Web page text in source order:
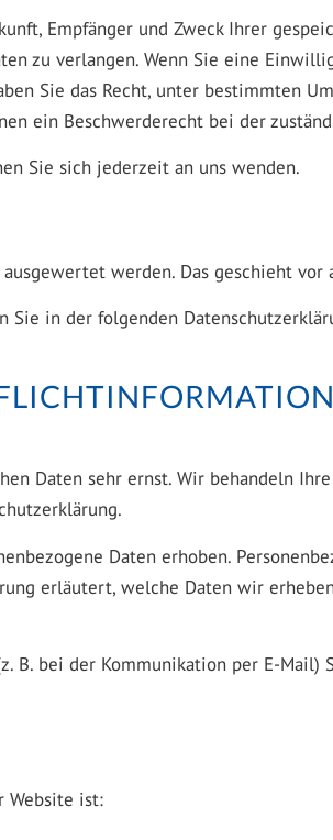
Empfänger und Zweck Ihrer
zu verlangen. Wenn Sie eine
Sie das Recht, unter bestimmten
ein Beschwerderecht bei der
Sie sich jederzeit an uns wenden.
werden. Das geschieht
in der folgenden
Daten sehr ernst. Wir behandeln
Daten erhoben.
erläutert, welche Daten wir
bei der Kommunikation per E-
Website ist: